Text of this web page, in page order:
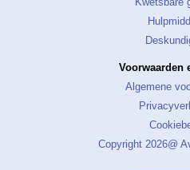
Voorwaarden
Algemene
Copyright 2026@